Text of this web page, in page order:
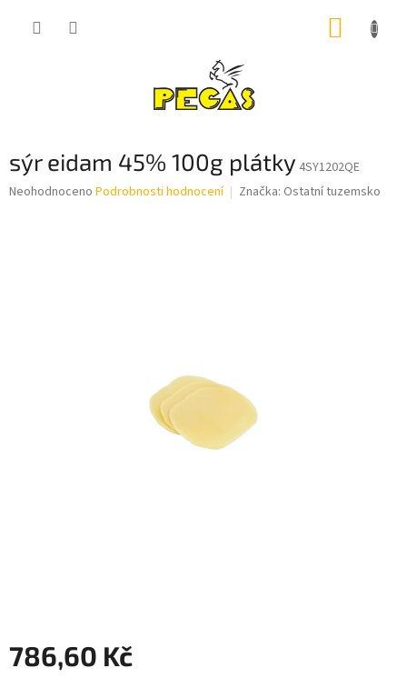
sýr eidam 45% 100g plátky 4SY1202QE
Průměrné
Neohodnoceno Podrobnosti hodnocení Značka: Ostatní tuzemsko
786,60 Kč